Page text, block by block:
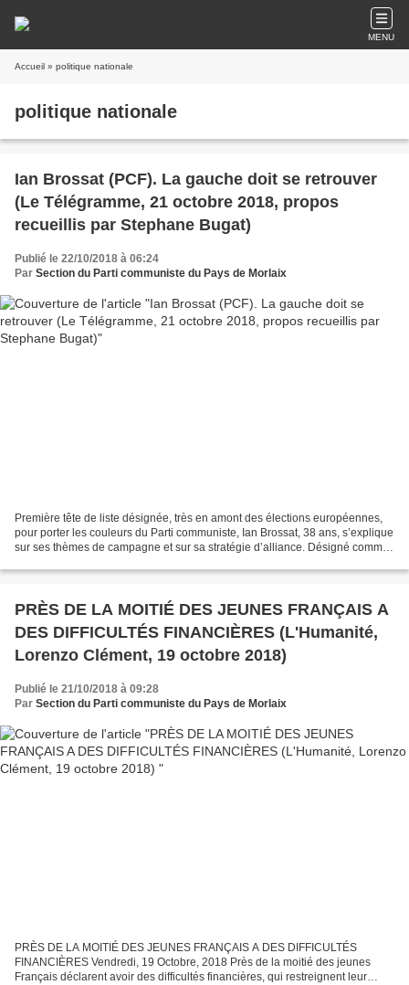
MENU
Accueil » politique nationale
politique nationale
Ian Brossat (PCF). La gauche doit se retrouver
(Le Télégramme, 21 octobre 2018, propos
recueillis par Stephane Bugat)
Publié le 22/10/2018 à 06:24
Par Section du Parti communiste du Pays de Morlaix
Première tête de liste désignée, très en amont des élections européennes,
pour porter les couleurs du Parti communiste, Ian Brossat, 38 ans, s’explique
sur ses thèmes de campagne et sur sa stratégie d’alliance. Désigné comme
PRÈS DE LA MOITIÉ DES JEUNES FRANÇAIS A
DES DIFFICULTÉS FINANCIÈRES (L'Humanité,
Lorenzo Clément, 19 octobre 2018)
Publié le 21/10/2018 à 09:28
Par Section du Parti communiste du Pays de Morlaix
PRÈS DE LA MOITIÉ DES JEUNES FRANÇAIS A DES DIFFICULTÉS
FINANCIÈRES Vendredi, 19 Octobre, 2018 Près de la moitié des jeunes
Français déclarent avoir des difficultés financières, qui restreignent leur